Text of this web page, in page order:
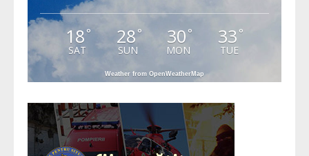
18°
SAT
28 °
SUN
30 °
MON
33 °
TUE
Weather from OpenWeatherMap